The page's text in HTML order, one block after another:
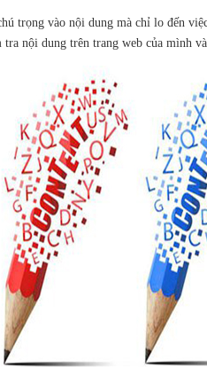
trọng vào nội dung mà chỉ lo đến
nội dung trên trang web của mình